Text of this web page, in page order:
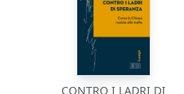
CONTRO I LADRI DI